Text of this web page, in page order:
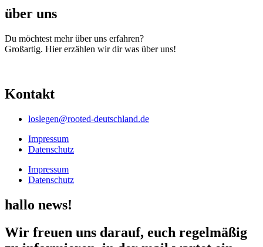
über uns
Du möchtest mehr über uns erfahren?
Großartig. Hier erzählen wir dir was über uns!
Kontakt
loslegen@rooted-deutschland.de
Impressum
Datenschutz
Impressum
Datenschutz
hallo news!
Wir freuen uns darauf, euch regelmäßig